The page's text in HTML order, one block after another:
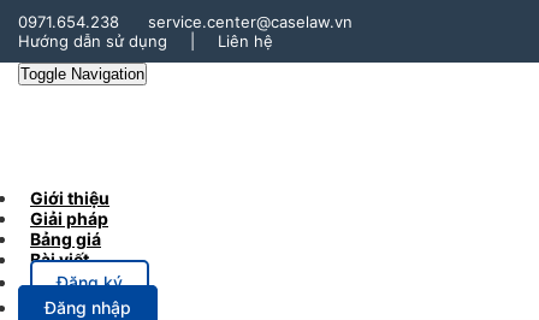
0971.654.238
service.center@caselaw.vn
Hướng dẫn sử dụng
Liên hệ
Toggle Navigation
Giới thiệu
Giải pháp
Bảng giá
Bài viết
Đăng ký
Đăng nhập